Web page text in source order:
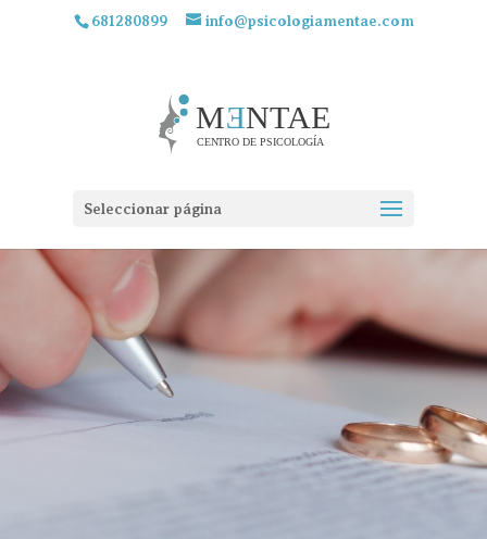
681280899 info@psicologiamentae.com
Seleccionar página